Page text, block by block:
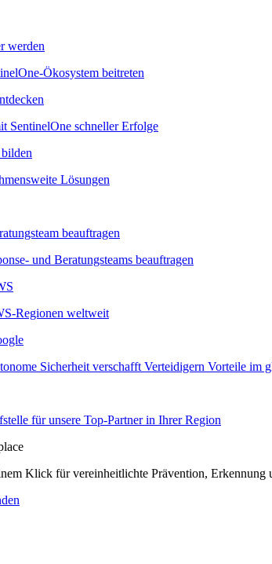
werden
Ökosystem beitreten
SentinelOne schneller Erfolge
Lösungen
beauftragen
und Beratungsteams beauftragen
Regionen weltweit
Sicherheit verschafft Verteidigern Vorteile im
für unsere Top-Partner in Ihrer Region
Klick für vereinheitlichte Prävention, Erkennung